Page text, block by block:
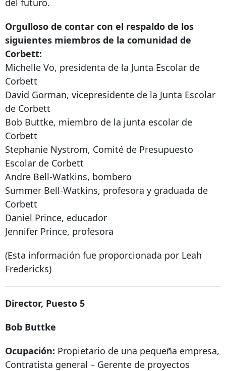
del futuro.
Orgulloso de contar con el respaldo de los
siguientes miembros de la comunidad de
Corbett:
Michelle Vo, presidenta de la Junta Escolar de
Corbett
David Gorman, vicepresidente de la Junta Escolar
de Corbett
Bob Buttke, miembro de la junta escolar de
Corbett
Stephanie Nystrom, Comité de Presupuesto
Escolar de Corbett
Andre Bell-Watkins, bombero
Summer Bell-Watkins, profesora y graduada de
Corbett
Daniel Prince, educador
Jennifer Prince, profesora
(Esta información fue proporcionada por Leah
Fredericks)
Director, Puesto 5
Bob Buttke
Ocupación: Propietario de una pequeña empresa,
Contratista general – Gerente de proyectos